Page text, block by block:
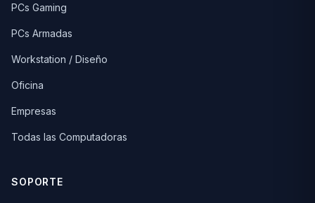
PCs Gaming
PCs Armadas
Workstation / Diseño
Oficina
Empresas
Todas las Computadoras
SOPORTE